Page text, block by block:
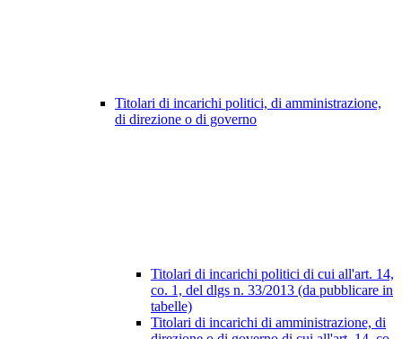
Titolari di incarichi politici, di amministrazione,
di direzione o di governo
Titolari di incarichi politici di cui all'art. 14,
co. 1, del dlgs n. 33/2013 (da pubblicare in
tabelle)
Titolari di incarichi di amministrazione, di